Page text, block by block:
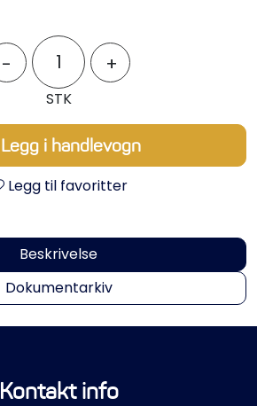
- +
STK
Legg i handlevogn
Legg til favoritter
Beskrivelse
Dokumentarkiv
Kontakt info